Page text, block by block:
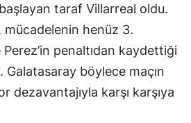
başlayan taraf Villarreal oldu.
henüz 3.
penaltıdan kaydettiği
böylece maçın
dezavantajıyla karşı karşıya